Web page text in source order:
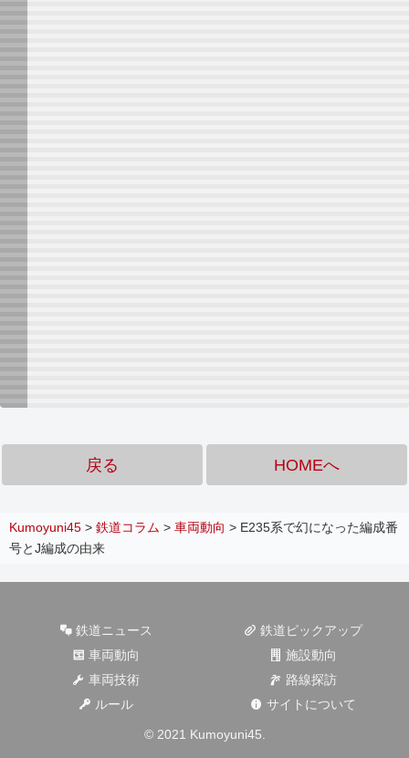
戻る HOMEへ
Kumoyuni45 > 鉄道コラム > 車両動向 > E235系で幻になった編成番
号とJ編成の由来
鉄道ニュース
鉄道ピックアップ
車両動向
施設動向
車両技術
路線探訪
ルール
サイトについて
© 2021 Kumoyuni45.